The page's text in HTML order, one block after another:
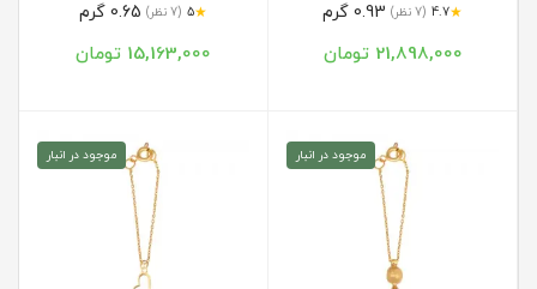
★
4.7 (7 نظر)
21,898,000 تومان
★
5 (7 نظر)
15,163,000 تومان
موجود در انبار موجود در انبار